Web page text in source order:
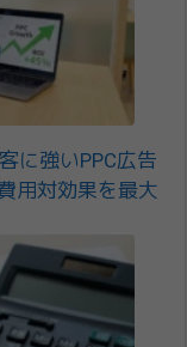
に強いPPC広告
用対効果を最大